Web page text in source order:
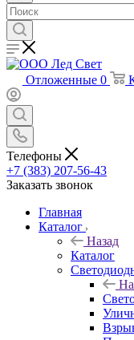
Отложенные 0
Телефоны
+7 (383) 207-56-43
Заказать звонок
Главная
Каталог
Назад
Каталог